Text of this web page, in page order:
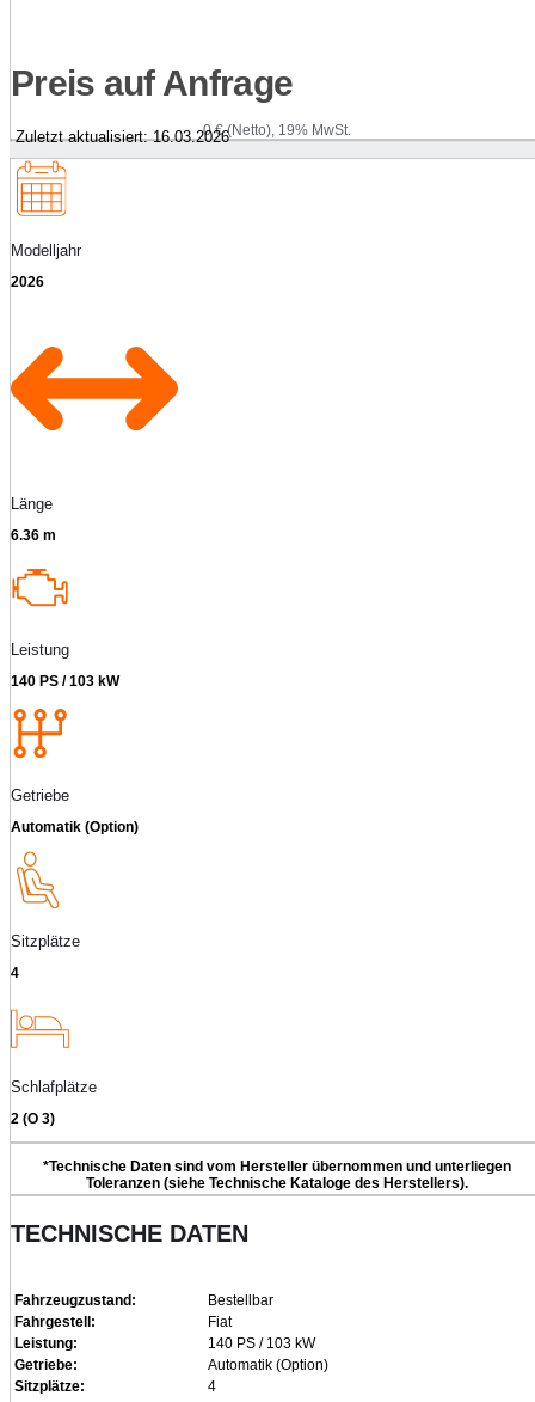
Preis auf Anfrage
0 € (Netto), 19% MwSt.
Zuletzt aktualisiert: 16.03.2026
Modelljahr
2026
Länge
6.36 m
Leistung
140 PS / 103 kW
Getriebe
Automatik (Option)
Sitzplätze
4
Schlafplätze
2 (О 3)
*Technische Daten sind vom Hersteller übernommen und unterliegen
Toleranzen (siehe Technische Kataloge des Herstellers).
TECHNISCHE DATEN
Fahrzeugzustand:
Bestellbar
Fahrgestell:
Fiat
Leistung:
140 PS / 103 kW
Getriebe:
Automatik (Option)
Sitzplätze:
4